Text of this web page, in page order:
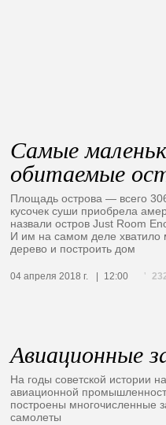
Самые
обитаемые
Площадь острова — всего
кусочек суши приобрела
назвали остров Just Room
И им на самом деле хватило
дерево и построить дом
04 апреля 2018 г. 12:00
Авиационные
На годы советской истории
авиационной
построены многочисленные
самолеты